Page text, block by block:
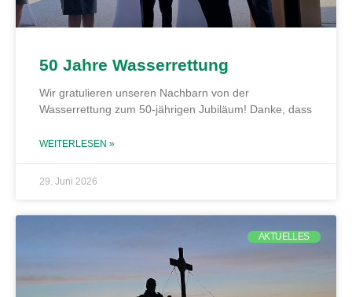
50 Jahre Wasserrettung
Wir gratulieren unseren Nachbarn von der
Wasserrettung zum 50-jährigen Jubiläum! Danke, dass
WEITERLESEN »
29. Juni 2026
AKTUELLES